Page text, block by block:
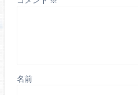
名前